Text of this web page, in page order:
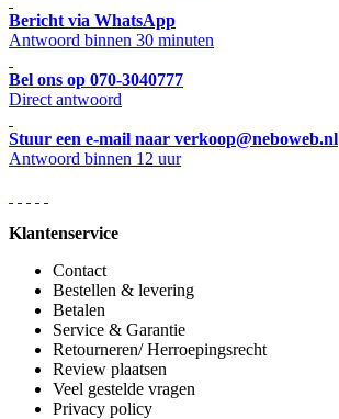
Bericht via WhatsApp
Antwoord binnen 30 minuten
Bel ons op 070-3040777
Direct antwoord
Stuur een e-mail naar verkoop@neboweb.nl
Antwoord binnen 12 uur
Klantenservice
Contact
Bestellen & levering
Betalen
Service & Garantie
Retourneren/ Herroepingsrecht
Review plaatsen
Veel gestelde vragen
Privacy policy